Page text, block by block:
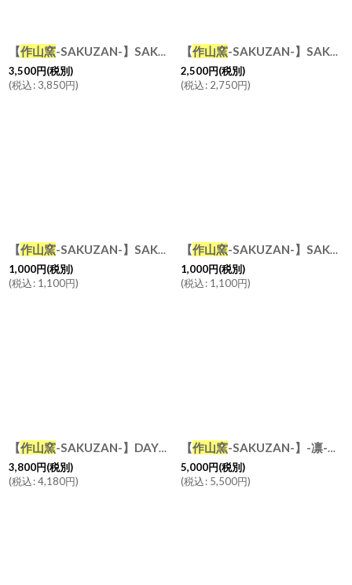
【作山窯-SAKUZAN-】SAKUZAN DAYS Sara 10"Plate φ26cm ラウンドL 日本製 美濃焼 （ホワイト・グレー・ネイビー）
3,500円(税別)
(税込: 3,850円)
【作山窯-SAKUZAN-】SAKUZAN DAYS Sara 7"Plate 20cm/ラウンド M/お皿/ディナープレート/中皿/サラ/カフェ/磁器/日本製/陶器
2,500円(税別)
(税込: 2,750円)
【作山窯-SAKUZAN-】SAKUZAN DAYS Sara Saucer ソーサー プレート φ 14cm 日本製
1,000円(税別)
(税込: 1,100円)
【作山窯-SAKUZAN-】SAKUZAN DAYS Sara Stripe Plate SS ストライププレートSS リム皿/お皿 10m/サラ/プレート/豆皿/醤油皿/小皿/カフェ/磁器/日本製/陶器
1,000円(税別)
(税込: 1,100円)
【作山窯-SAKUZAN-】DAYS Sara Stripe Plate L ストライププレートL 27cm 日本製 美濃焼 ディナープレート
3,800円(税別)
(税込:4,180円)
【作山窯-SAKUZAN-】-凛-深鉢/サラダボウル/ボウル/日本製/陶器
5,000円(税別)
(税込: 5,500円)